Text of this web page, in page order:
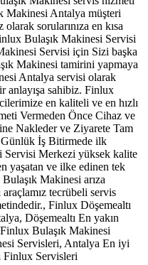
Makinesi Antalya müşteri
sorularınıza en kısa
Bulaşık Makinesi Servisi
Servisi için Sizi başka
Makinesi tamirini yapmaya
Antalya servisi olarak
anlayışa sahibiz. Finlux
en kaliteli ve en hızlı
Vermeden Önce Cihaz ve
Nakleder ve Ziyarete Tam
Günlük İş Bitirmede ilk
Servisi Merkezi yüksek kalite
yaşatan ve ilke edinen tek
Makinesi arıza
tecrübeli servis
Finlux Döşemealtı
Döşemealtı En yakın
Bulaşık Makinesi
Servisleri, Antalya En iyi
Finlux Servisleri